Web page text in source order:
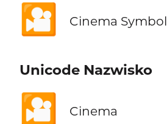
🎦 Cinema Symbol
Unicode Nazwisko
🎦 Cinema